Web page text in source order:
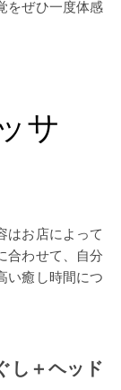
をぜひ一度体感
サ
はお店によって
合わせて、自分
い癒し時間につ
し＋ヘッド